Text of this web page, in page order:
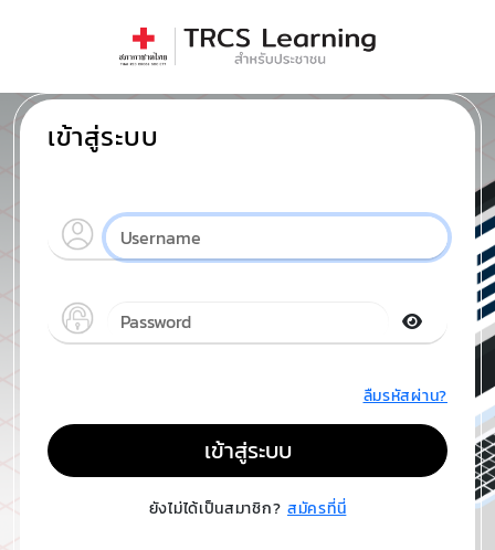
เข้าสู่ระบบ
ลืมรหัสผ่าน?
เข้าสู่ระบบ
ยังไม่ได้เป็นสมาชิก? สมัครที่นี่